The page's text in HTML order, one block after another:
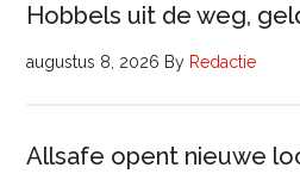
Hobbels uit de weg,
augustus 8, 2026 By Redactie
Allsafe opent nieuwe